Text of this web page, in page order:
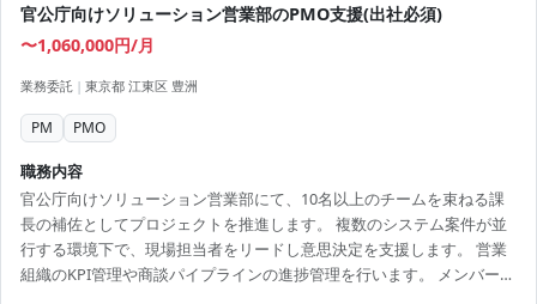
官公庁向けソリューション営業部のPMO支援(出社必須)
〜1,060,000円/月
業務委託 | 東京都 江東区 豊洲
PM PMO
職務内容
官公庁向けソリューション営業部にて、10名以上のチームを束ねる課
長の補佐としてプロジェクトを推進します。 複数のシステム案件が並
行する環境下で、現場担当者をリードし意思決定を支援します。 営業
組織のKPI管理や商談パイプラインの進捗管理を行います。 メンバーの